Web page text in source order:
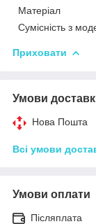
Матеріал
Сумісність з
Приховати
Умови
Нова Пошта
Всі умови
Умови оплати
Післяплата